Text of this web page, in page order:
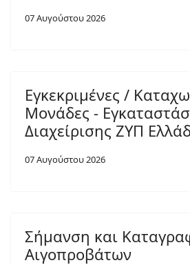
07 Αυγούστου 2026
Εγκεκριμένες /
Μονάδες -
Διαχείρισης ΖΥΠ
07 Αυγούστου 2026
Σήμανση και
Αιγοπροβάτων